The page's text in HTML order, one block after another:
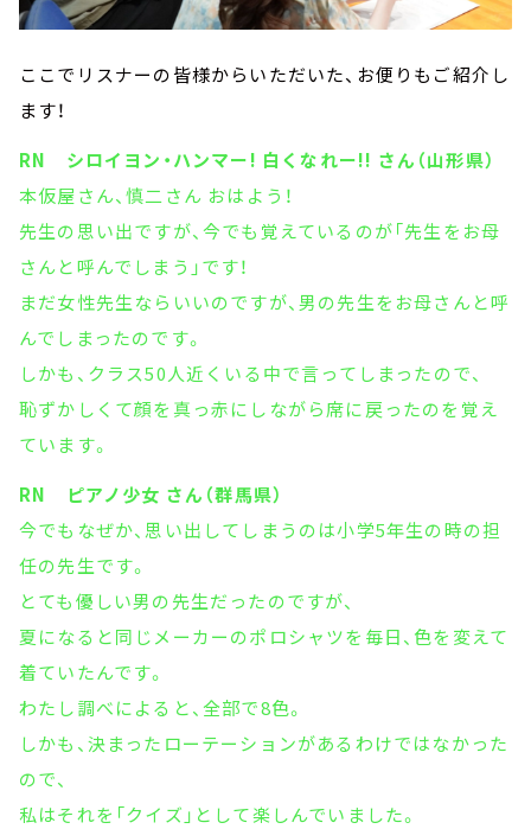
ここでリスナーの皆様からいただいた、お便りもご紹介し
ます！
RN シロイヨン・ハンマー! 白くなれー!! さん（山形県）
本仮屋さん、慎二さん おはよう！
先生の思い出ですが、今でも覚えているのが「先生をお母
さんと呼んでしまう」です！
まだ女性先生ならいいのですが、男の先生をお母さんと呼
んでしまったのです。
しかも、クラス50人近くいる中で言ってしまったので、
恥ずかしくて顔を真っ赤にしながら席に戻ったのを覚え
ています。
RN ピアノ少女 さん（群馬県）
今でもなぜか、思い出してしまうのは小学5年生の時の担
任の先生です。
とても優しい男の先生だったのですが、
夏になると同じメーカーのポロシャツを毎日、色を変えて
着ていたんです。
わたし調べによると、全部で8色。
しかも、決まったローテーションがあるわけではなかった
ので、
私はそれを「クイズ」として楽しんでいました。